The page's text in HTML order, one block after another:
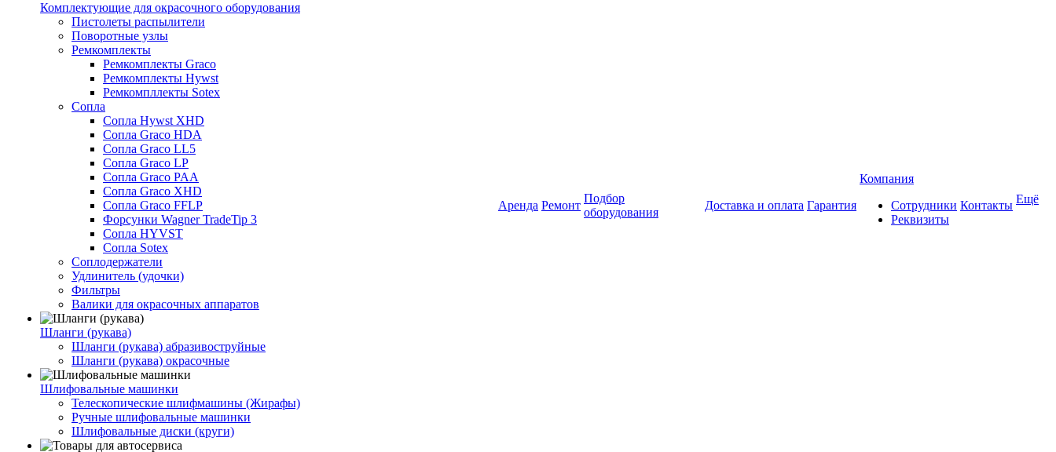
Комплектующие для окрасочного оборудования
Пистолеты распылители
Поворотные узлы
Ремкомплекты
Ремкомплекты Graco
Ремкомплекты Hywst
Ремкомпллекты Sotex
Сопла
Сопла Hywst XHD
Сопла Graco HDA
Сопла Graco LL5
Сопла Graco LP
Сопла Graco PAA
Сопла Graco XHD
Сопла Graco FFLP
Форсунки Wagner TradeTip 3
Сопла HYVST
Сопла Sotex
Соплодержатели
Удлинитель (удочки)
Фильтры
Валики для окрасочных аппаратов
Шланги (рукава)
Шланги (рукава) абразивоструйные
Шланги (рукава) окрасочные
Шлифовальные машинки
Телескопические шлифмашины (Жирафы)
Ручные шлифовальные машинки
Шлифовальные диски (круги)
Аренда Ремонт
Подбор
оборудования
Доставка и оплата Гарантия
Компания
Сотрудники
Реквизиты
Контакты Ещё